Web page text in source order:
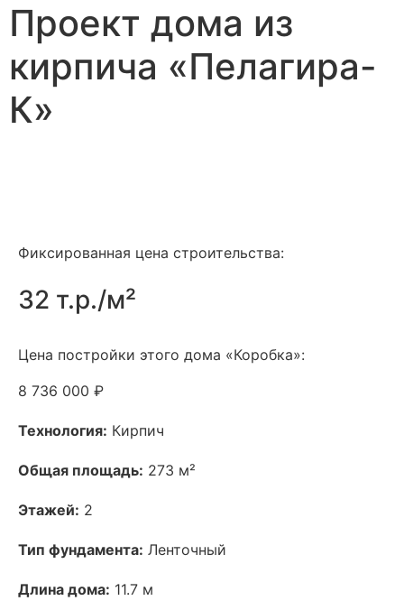
Проект дома из
кирпича «Пелагира-
К»
Фиксированная цена строительства:
32 т.р./м²
Цена постройки этого дома «Коробка»:
8 736 000 ₽
Технология: Кирпич
Общая площадь: 273 м²
Этажей: 2
Тип фундамента: Ленточный
Длина дома: 11.7 м